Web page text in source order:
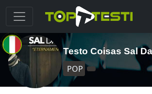
Testo Coisas Sal
POP